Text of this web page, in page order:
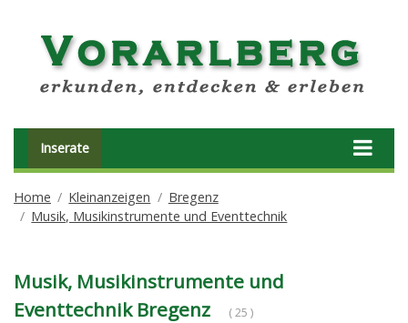
Inserate
Home Kleinanzeigen
Bregenz
Musik, Musikinstrumente und Eventtechnik
Musik, Musikinstrumente und
Eventtechnik Bregenz
( 25 )